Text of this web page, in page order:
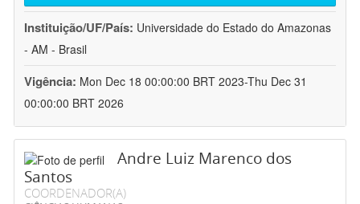
Instituição/UF/País: Universidade do Estado do Amazonas
- AM - Brasil
Vigência: Mon Dec 18 00:00:00 BRT 2023-Thu Dec 31
00:00:00 BRT 2026
Andre Luiz Marenco dos
Santos
COORDENADOR(A)